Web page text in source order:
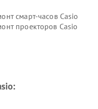
смарт-часов Casio
проекторов Casio